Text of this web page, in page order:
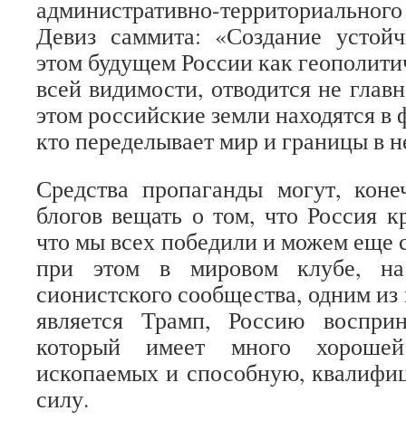
административно-
Девиз саммита: «Создание
этом будущем России как
всей видимости, отводится не
этом российские земли находятся
кто переделывает мир и границы в
Средства пропаганды могут,
блогов вещать о том, что Россия
что мы всех победили и можем еще
при этом в мировом клубе, на
сионистского сообщества, одним
является Трамп, Россию
который имеет много
ископаемых и способную,
силу.